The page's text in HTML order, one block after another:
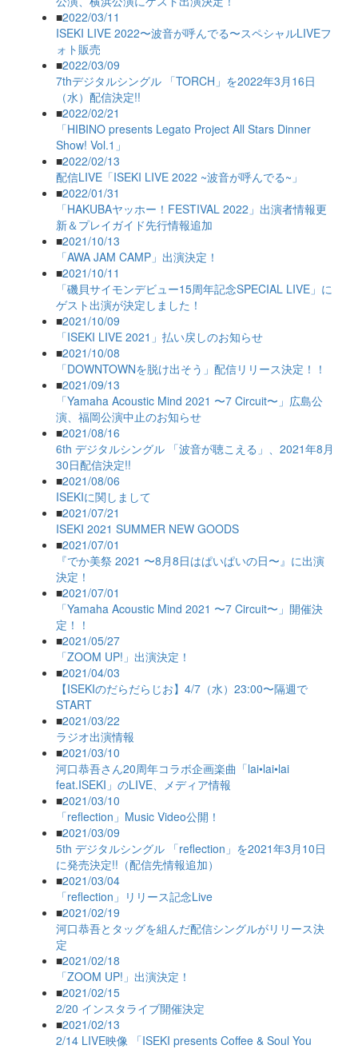
■2022/03/11
ISEKI LIVE 2022〜波音が呼んでる〜スペシャルLIVEフ
ォト販売
■2022/03/09
7thデジタルシングル 「TORCH」を2022年3月16日
（水）配信決定!!
■2022/02/21
「HIBINO presents Legato Project All Stars Dinner
Show! Vol.1」
■2022/02/13
配信LIVE「ISEKI LIVE 2022 ~波音が呼んでる~」
■2022/01/31
「HAKUBAヤッホー！FESTIVAL 2022」出演者情報更
新＆プレイガイド先行情報追加
■2021/10/13
「AWA JAM CAMP」出演決定！
■2021/10/11
「磯貝サイモンデビュー15周年記念SPECIAL LIVE」に
ゲスト出演が決定しました！
■2021/10/09
「ISEKI LIVE 2021」払い戻しのお知らせ
■2021/10/08
「DOWNTOWNを脱け出そう」配信リリース決定！！
■2021/09/13
「Yamaha Acoustic Mind 2021 〜7 Circuit〜」広島公
演、福岡公演中止のお知らせ
■2021/08/16
6th デジタルシングル 「波音が聴こえる」、2021年8月
30日配信決定!!
■2021/08/06
ISEKIに関しまして
■2021/07/21
ISEKI 2021 SUMMER NEW GOODS
■2021/07/01
『でか美祭 2021 〜8月8日はぱいぱいの日〜』に出演
決定！
■2021/07/01
「Yamaha Acoustic Mind 2021 〜7 Circuit〜」開催決
定！！
■2021/05/27
「ZOOM UP!」出演決定！
■2021/04/03
【ISEKIのだらだらじお】4/7（水）23:00〜隔週で
START
■2021/03/22
ラジオ出演情報
■2021/03/10
河口恭吾さん20周年コラボ企画楽曲「lai•lai•lai
feat.ISEKI」のLIVE、メディア情報
■2021/03/10
「reflection」Music Video公開！
■2021/03/09
5th デジタルシングル 「reflection」を2021年3月10日
に発売決定!!（配信先情報追加）
■2021/03/04
「reflection」リリース記念Live
■2021/02/19
河口恭吾とタッグを組んだ配信シングルがリリース決
定
■2021/02/18
「ZOOM UP!」出演決定！
■2021/02/15
2/20 インスタライブ開催決定
■2021/02/13
2/14 LIVE映像 「ISEKI presents Coffee & Soul You